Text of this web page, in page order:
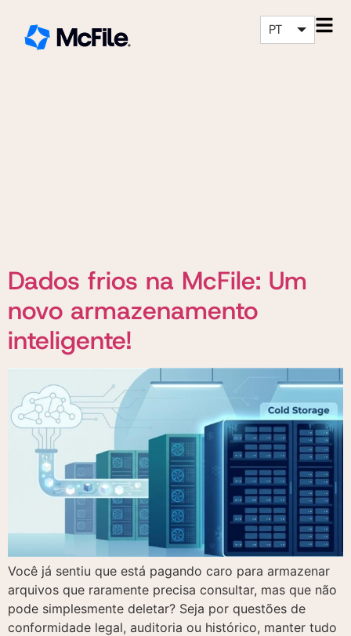
PT
Dados frios na McFile: Um
novo armazenamento
inteligente!
Você já sentiu que está pagando caro para armazenar
arquivos que raramente precisa consultar, mas que não
pode simplesmente deletar? Seja por questões de
conformidade legal, auditoria ou histórico, manter tudo